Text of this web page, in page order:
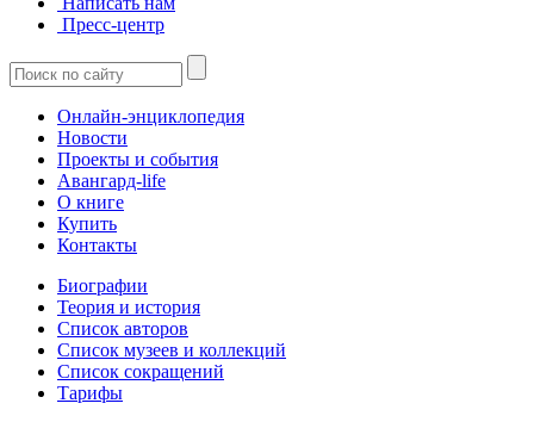
Пресс-центр
Онлайн-энциклопедия
Новости
Проекты и события
Авангард-life
О книге
Купить
Контакты
Биографии
Теория и история
Список авторов
Список музеев и коллекций
Список сокращений
Тарифы